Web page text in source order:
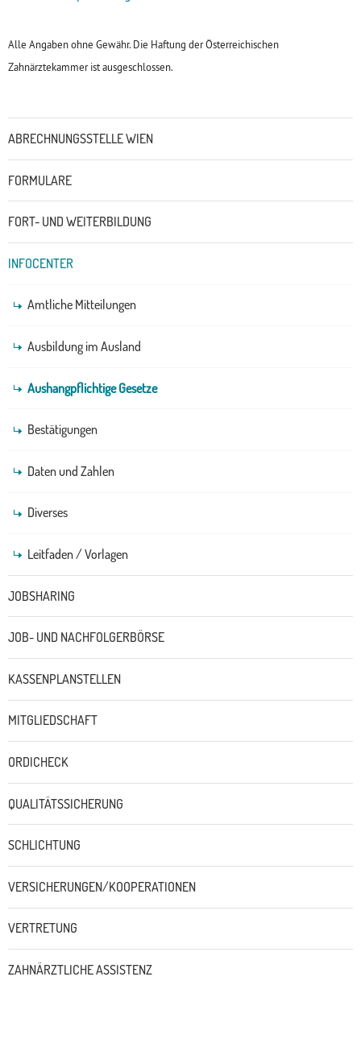
Alle Angaben ohne Gewähr. Die Haftung der Österreichischen
Zahnärztekammer ist ausgeschlossen.
ABRECHNUNGSSTELLE WIEN
FORMULARE
FORT- UND WEITERBILDUNG
INFOCENTER
Amtliche Mitteilungen
Ausbildung im Ausland
Aushangpflichtige Gesetze
Bestätigungen
Daten und Zahlen
Diverses
Leitfaden / Vorlagen
JOBSHARING
JOB- UND NACHFOLGERBÖRSE
KASSENPLANSTELLEN
MITGLIEDSCHAFT
ORDICHECK
QUALITÄTSSICHERUNG
SCHLICHTUNG
VERSICHERUNGEN/KOOPERATIONEN
VERTRETUNG
ZAHNÄRZTLICHE ASSISTENZ